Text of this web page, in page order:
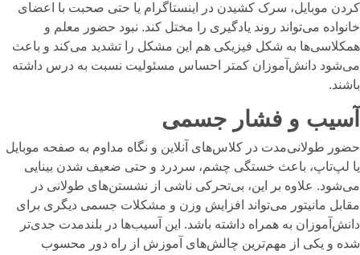
کردن موبایل، سرک کشیدن در اینستاگرام یا حتی صحبت با اعضای
خانواده می‌تواند روند یادگیری را مختل کند. نبود حضور معلم و
همکلاسی‌ها به شکل فیزیکی هم این مشکل را تشدید می‌کند و باعث
می‌شود دانش‌آموزان کمتر احساس مسئولیت نسبت به درس داشته
باشند.
آسیب و فشار جسمی
حضور طولانی‌مدت در کلاس‌های آنلاین و نگاه مداوم به صفحه موبایل
یا لپ‌تاپ، باعث خستگی چشم، سردرد و حتی ضعیف شدن بینایی
می‌شود. علاوه بر این، بی‌تحرکی ناشی از نشستن‌های طولانی در
مقابل مانیتور می‌تواند افزایش وزن و مشکلات جسمی دیگری برای
دانش‌آموزان به همراه داشته باشد. این آسیب‌ها در بلندمدت جدی‌تر
شده و یکی از مهم‌ترین چالش‌های آموزش از راه دور محسوب